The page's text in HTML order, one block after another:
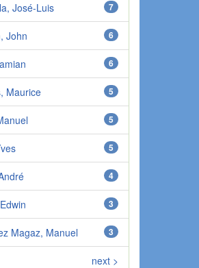
7
José-Luis
6
John
6
5
Maurice
5
5
4
3
3
Magaz, Manuel
next >